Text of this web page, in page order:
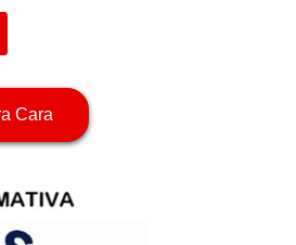
Cara